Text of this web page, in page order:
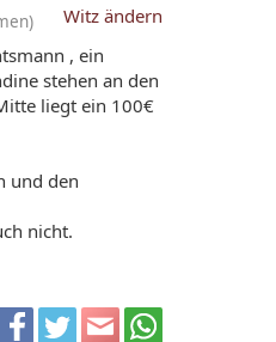
Witz ändern
, ein
stehen an den
liegt ein 100€
und den
nicht.